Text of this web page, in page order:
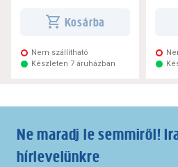
Kosárba
Nem szállítható
Készleten 7 áruházban
Ne maradj le semmiről!
hírlevelünkre